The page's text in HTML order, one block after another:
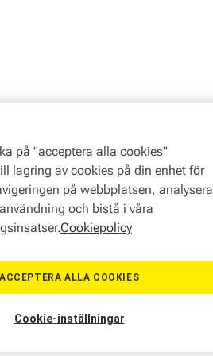
på "acceptera alla cookies"
lagring av cookies på din enhet för
på webbplatsen, analysera
och bistå i våra
Cookiepolicy
ACCEPTERA ALLA COOKIES
Cookie-inställningar